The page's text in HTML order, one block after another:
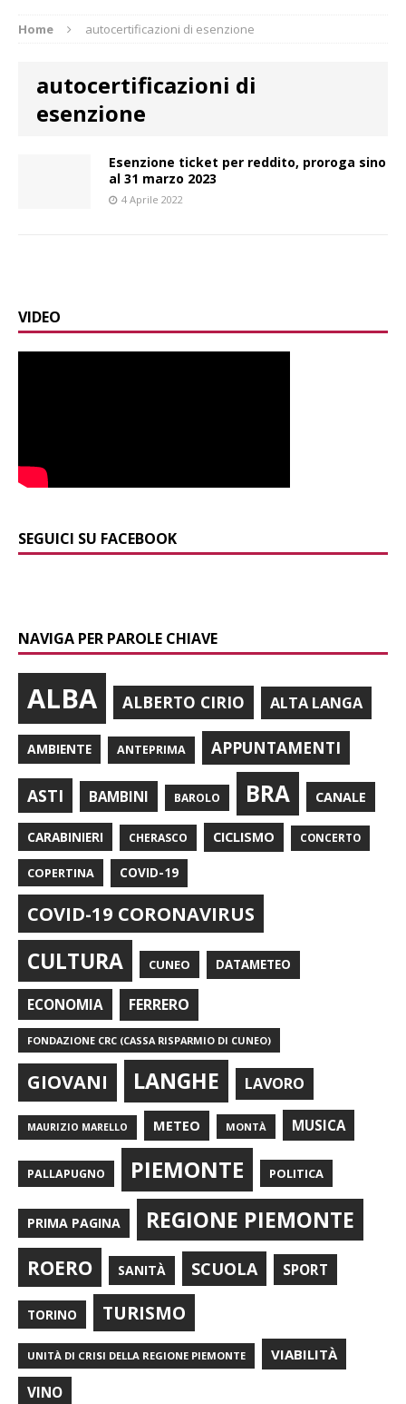
Home autocertificazioni di esenzione
autocertificazioni di
esenzione
Esenzione ticket per reddito, proroga sino
al 31 marzo 2023
4 Aprile 2022
VIDEO
SEGUICI SU FACEBOOK
NAVIGA PER PAROLE CHIAVE
ALBA ALBERTO CIRIO ALTA LANGA
AMBIENTE ANTEPRIMA APPUNTAMENTI
ASTI BAMBINI BAROLO BRA CANALE
CARABINIERI CHERASCO CICLISMO CONCERTO
COPERTINA COVID-19
COVID-19 CORONAVIRUS
CULTURA CUNEO DATAMETEO
ECONOMIA FERRERO
FONDAZIONE CRC (CASSA RISPARMIO DI CUNEO)
GIOVANI LANGHE LAVORO
MAURIZIO MARELLO METEO MONTÀ MUSICA
PALLAPUGNO PIEMONTE POLITICA
PRIMA PAGINA REGIONE PIEMONTE
ROERO SANITÀ SCUOLA SPORT
TORINO TURISMO
UNITÀ DI CRISI DELLA REGIONE PIEMONTE VIABILITÀ
VINO